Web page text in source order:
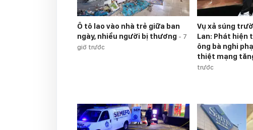
Ô tô lao vào nhà trẻ giữa ban
ngày, nhiều người bị thương - 7
giờ trước
Vụ xả súng
Lan: Phát hiện
ông bà nghi
thiệt mạng
trước